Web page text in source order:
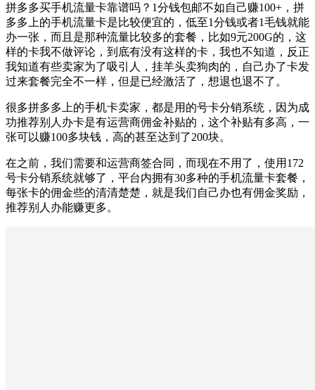
拼多多买手机流量卡靠谱吗？1分钱包邮不如自己赚100+，拼
多多上的手机流量卡是比较便宜的，低至1分钱或者1毛钱就能
办一张，而且是那种流量比较多的套餐，比如9元200G的，这
样的卡我不做评论，到底有没有这样的卡，我也不知道，反正
我知道有些卖家为了吸引人，挂羊头卖狗肉的，自己办了卡发
过来套餐完全不一样，但是已经激活了，想退也退不了。
很多拼多多上的手机卡卖家，都是用的号卡分销系统，因为成
功推荐别人办卡是有运营商佣金补贴的，这个补贴有多高，一
张可以赚100多块钱，高的甚至达到了200块。
在之前，我们需要和运营商签合同，而现在不用了，使用172
号卡分销系统就够了，平台内拥有30多种的手机流量卡套餐，
每张卡的佣金些的清清楚楚，就是我们自己办也有佣金奖励，
推荐别人办能赚更多。